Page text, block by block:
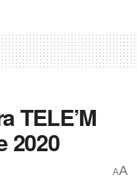
TELE’M
2020
AA